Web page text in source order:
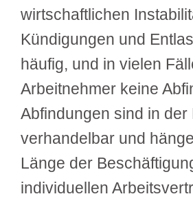
wirtschaftlichen
Kündigungen und
häufig, und in vielen
Arbeitnehmer keine
Abfindungen sind in der
verhandelbar und
Länge der
individuellen